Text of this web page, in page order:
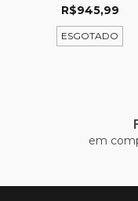
R$945,99
ESGOTADO
em